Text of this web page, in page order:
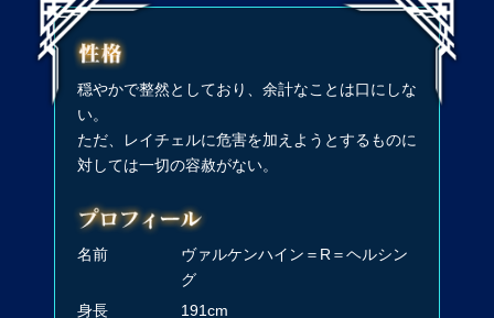
穏やかで整然としており、余計なことは口にしな
い。
ただ、レイチェルに危害を加えようとするものに
対しては一切の容赦がない。
名前
ヴァルケンハイン＝R＝ヘルシン
グ
身長
191cm